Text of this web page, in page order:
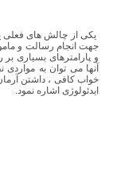
یکی از چالش های فعلی
جهت انجام رسالت و
و پارامترهای بسیاری بر
آنها می توان به
خواب کافی ، داشتن
ایدئولوژی اشاره نمود.